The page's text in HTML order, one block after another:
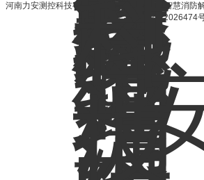
河南力安测控科技有限公司是国内外专业的智慧消防
豫ICP备12026474